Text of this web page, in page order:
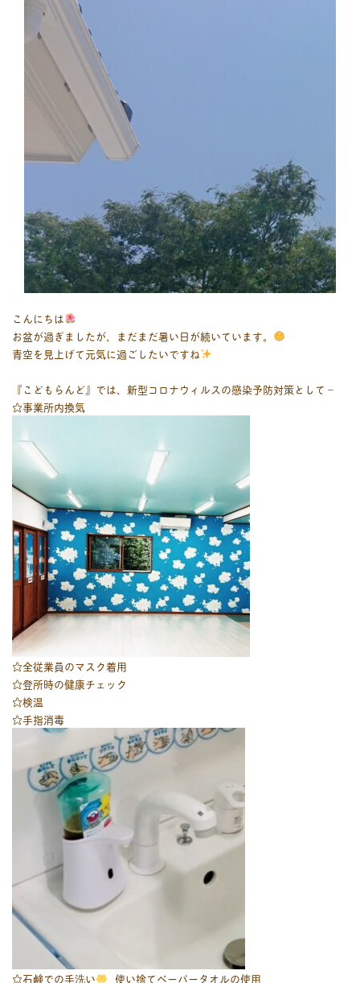
こんにちは
お盆が過ぎましたが、まだまだ暑い日が続いています。
青空を見上げて元気に過ごしたいですね
『こどもらんど』では、新型コロナウィルスの感染予防対策として－
☆事業所内換気
☆全従業員のマスク着用
☆登所時の健康チェック
☆検温
☆手指消毒
☆石鹸での手洗い 使い捨てペーパータオルの使用